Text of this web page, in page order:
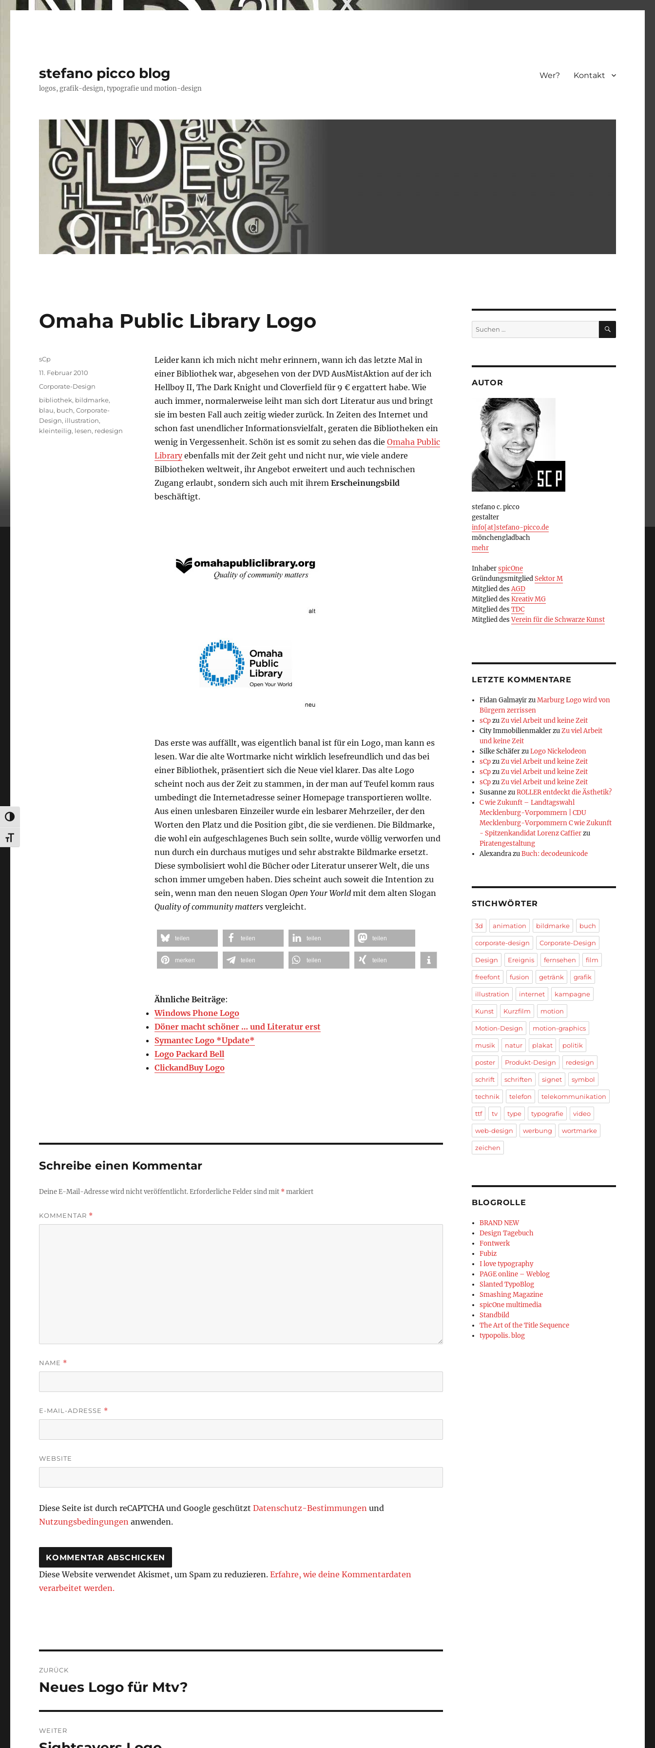
UMSCHALTEN AUF HOHE KONTRASTE
SCHRIFT VERGRÖSSERN
stefano picco blog
logos, grafik-design, typografie und motion-design
Wer? Kontakt
Omaha Public Library Logo
Leider kann ich mich nicht mehr erinnern, wann ich das letzte Mal in
einer Bibliothek war, abgesehen von der DVD AusMistAktion auf der ich
Hellboy II, The Dark Knight und Cloverfield für 9 € ergattert habe. Wie
auch immer, normalerweise leiht man sich dort Literatur aus und bringt
sie im besten Fall auch zeitig wieder zurück. In Zeiten des Internet und
schon fast unendlicher Informationsvielfalt, geraten die Bibliotheken ein
wenig in Vergessenheit. Schön ist es somit zu sehen das die Omaha Public
Libraryebenfalls mit der Zeit geht und nicht nur, wie viele andere
Bilbiotheken weltweit, ihr Angebot erweitert und auch technischen
Zugang erlaubt, sondern sich auch mit ihrem Erscheinungsbild
beschäftigt.
Das erste was auffällt, was eigentlich banal ist für ein Logo, man kann es
lesen. War die alte Wortmarke nicht wirklich lesefreundlich und das bei
einer Bibliothek, präsentiert sich die Neue viel klarer. Das alte Logo
scheint noch aus der Zeit zu stammen, in der man auf Teufel komm raus
umbedingt die Internetadresse seiner Homepage transportieren wollte.
Aus einen unlesbaren Einzeiler wurde ein lesbarer Mehrzeiler, der den
Worten den Platz und die Position gibt, die sie verdienen. Die Bildmarke,
die wohl ein aufgeschlagenes Buch sein sollte, wurde völlig verworfen und
nun durch ein durchaus mutiges und sehr abstrakte Bildmarke ersetzt.
Diese symbolisiert wohl die Bücher oder Literatur unserer Welt, die uns
schon immer umgeben haben. Dies scheint auch soweit die Intention zu
sein, wenn man den neuen Slogan Open Your Worldmit dem alten Slogan
Quality of community mattersvergleicht.
teilen teilen teilen teilen
merken teilen teilen teilen
Ähnliche Beiträge:
Windows Phone Logo
Döner macht schöner … und Literatur erst
Symantec Logo *Update*
Logo Packard Bell
ClickandBuy Logo
Autor
sCp
Veröffentlicht
11. Februar 2010
Kategorien
Corporate-Design
Schlagwörter
bibliothek, bildmarke,
blau, buch,Corporate-
Design, illustration,
kleinteilig, lesen, redesign
Schreibe einen Kommentar
Deine E-Mail-Adresse wird nicht veröffentlicht.Erforderliche Felder sind mit *markiert
KOMMENTAR *
NAME *
E-MAIL-ADRESSE *
WEBSITE
Diese Seite ist durch reCAPTCHA und Google geschütztDatenschutz-Bestimmungen und
Nutzungsbedingungen anwenden.
Diese Website verwendet Akismet, um Spam zu reduzieren.Erfahre, wie deine Kommentardaten
verarbeitet werden.
ZURÜCK
Vorheriger
Neues Logo für Mtv?
WEITER
Nächster
Suchen
nach:
SUCHEN
AUTOR
stefano c. picco
gestalter
info[at]stefano-picco.de
mönchengladbach
mehr
InhaberspicOne
GründungsmitgliedSektor M
Mitglied desAGD
Mitglied des Kreativ MG
Mitglied des TDC
Mitglied desVerein für die Schwarze Kunst
LETZTE KOMMENTARE
Fidan GalmayirzuMarburg Logo wird von
Bürgern zerrissen
sCpzuZu viel Arbeit und keine Zeit
City ImmobilienmaklerzuZu viel Arbeit
und keine Zeit
Silke SchäferzuLogo Nickelodeon
sCpzuZu viel Arbeit und keine Zeit
sCpzuZu viel Arbeit und keine Zeit
sCpzuZu viel Arbeit und keine Zeit
SusannezuROLLER entdeckt die Ästhetik?
C wie Zukunft – Landtagswahl
Mecklenburg-Vorpommern | CDU
Mecklenburg-Vorpommern C wie Zukunft
- Spitzenkandidat Lorenz Caffierzu
Piratengestaltung
AlexandrazuBuch: decodeunicode
STICHWÖRTER
3d animation bildmarke buch
corporate-design Corporate-Design
Design Ereignis fernsehen film
freefont fusion getränk grafik
illustration internet kampagne
Kunst Kurzfilm motion
Motion-Design motion-graphics
musik natur plakat politik
poster Produkt-Design redesign
schrift schriften signet symbol
technik telefon telekommunikation
ttf tv type typografie video
web-design werbung wortmarke
zeichen
BLOGROLLE
BRAND NEW
Design Tagebuch
Fontwerk
Fubiz
I love typography
PAGE online – Weblog
Slanted TypoBlog
Smashing Magazine
spicOne multimedia
Standbild
The Art of the Title Sequence
typopolis. blog